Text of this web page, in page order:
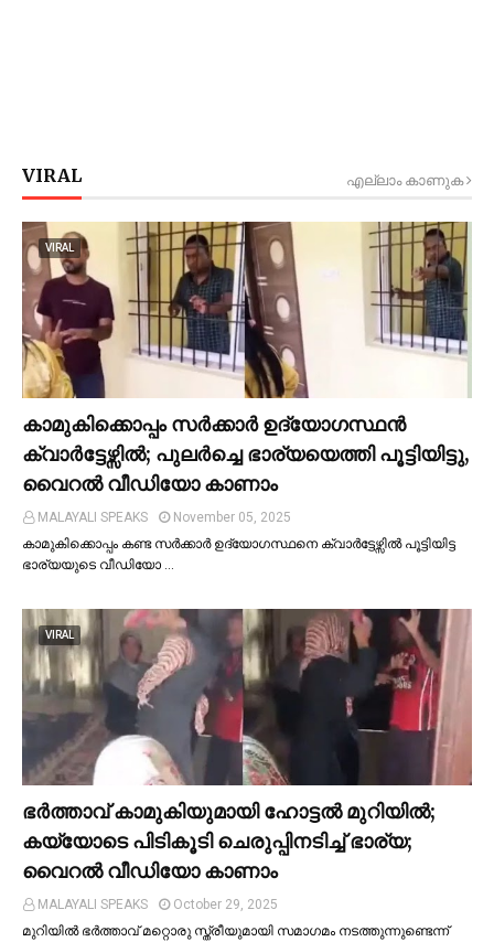
VIRAL എല്ലാം കാണുക
VIRAL
കാമുകിക്കൊപ്പം സര്‍ക്കാര്‍ ഉദ്യോഗസ്ഥൻ
ക്വാര്‍ട്ടേഴ്സില്‍; പുലര്‍ച്ചെ ഭാര്യയെത്തി പൂട്ടിയിട്ടു,
വൈറല്‍ വീഡിയോ കാണാം
MALAYALI SPEAKS
November 05, 2025
കാമുകിക്കൊപ്പം കണ്ട സർക്കാർ ഉദ്യോഗസ്ഥനെ ക്വാർട്ടേഴ്സില്‍ പൂട്ടിയിട്ട
ഭാര്യയുടെ വീഡിയോ …
VIRAL
ഭര്‍ത്താവ് കാമുകിയുമായി ഹോട്ടല്‍ മുറിയില്‍;
കയ്യോടെ പിടികൂടി ചെരുപ്പിനടിച്ച്‌ ഭാര്യ;
വൈറൽ വീഡിയോ കാണാം
MALAYALI SPEAKS
October 29, 2025
മുറിയില്‍ ഭർത്താവ് മറ്റൊരു സ്ത്രീയുമായി സമാഗമം നടത്തുന്നുണ്ടെന്ന്